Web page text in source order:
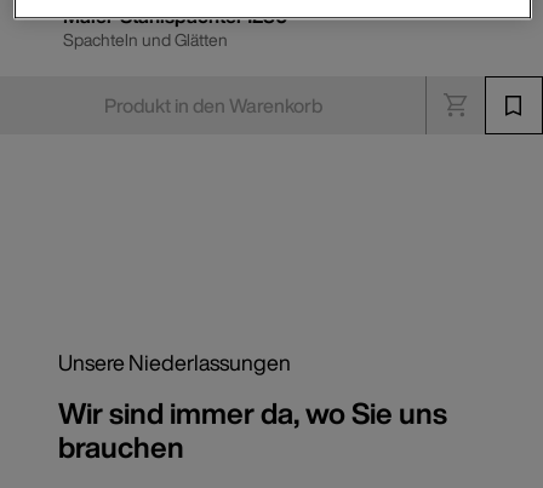
Maler-Stahlspachtel 1280
Spachteln und Glätten
Produkt in den Warenkorb
Unsere Niederlassungen
Wir sind immer da, wo Sie uns
brauchen